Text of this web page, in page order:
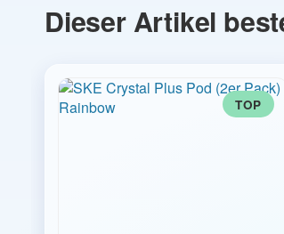
Dieser Artikel
TOP